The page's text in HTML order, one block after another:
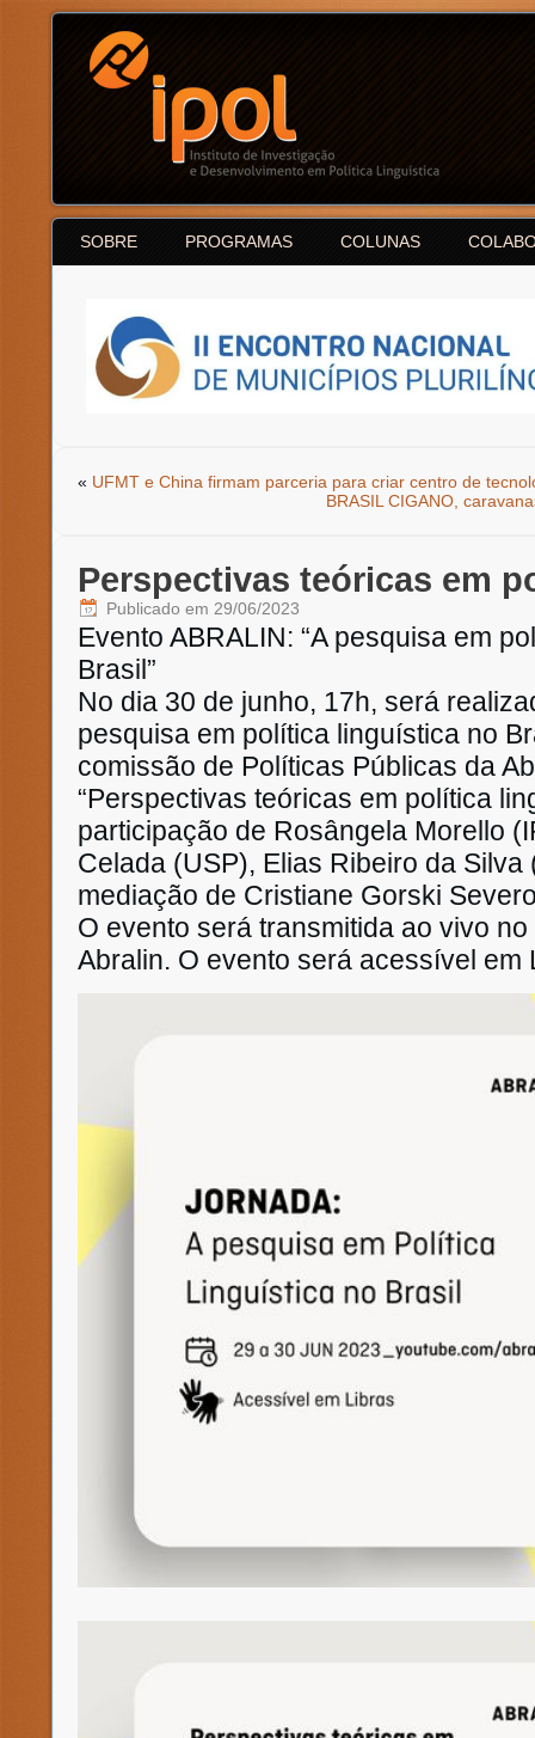
SOBRE PROGRAMAS COLUNAS
« UFMT e China firmam parceria para criar centro de
BRASIL CIGANO,
Perspectivas teóricas em
Publicado em 29/06/2023
Evento ABRALIN: “A pesquisa em
Brasil”
No dia 30 de junho, 17h, será
pesquisa em política linguística no
comissão de Políticas Públicas da
“Perspectivas teóricas em política
participação de Rosângela Morello
Celada (USP), Elias Ribeiro da Silva
mediação de Cristiane Gorski
O evento será transmitida ao vivo
Abralin. O evento será acessível em